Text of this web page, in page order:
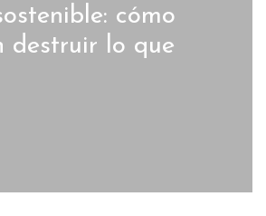
cómo
destruir lo que